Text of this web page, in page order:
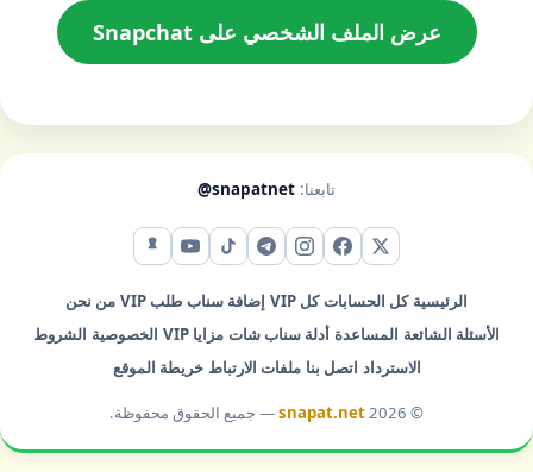
عرض الملف الشخصي على Snapchat
تابعنا: @snapatnet
X (تويتر) فيس بوكإنستقرامتيليجرامتيك توكيوتيوبسناب شات
الرئيسية كل الحسابات كل VIP إضافة سناب طلب VIP
من نحن
الأسئلة الشائعة المساعدة أدلة سناب شات مزايا VIP الخصوصية الشروط
الاسترداد اتصل بنا ملفات الارتباط خريطة الموقع
© 2026
snapat.net— جميع الحقوق محفوظة.